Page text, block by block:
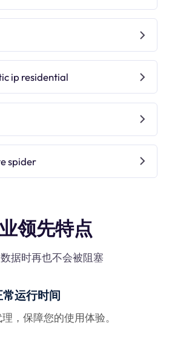
ip residential
spider
领先特点
据时再也不会被阻塞
常运行时间
，保障您的使用体验。